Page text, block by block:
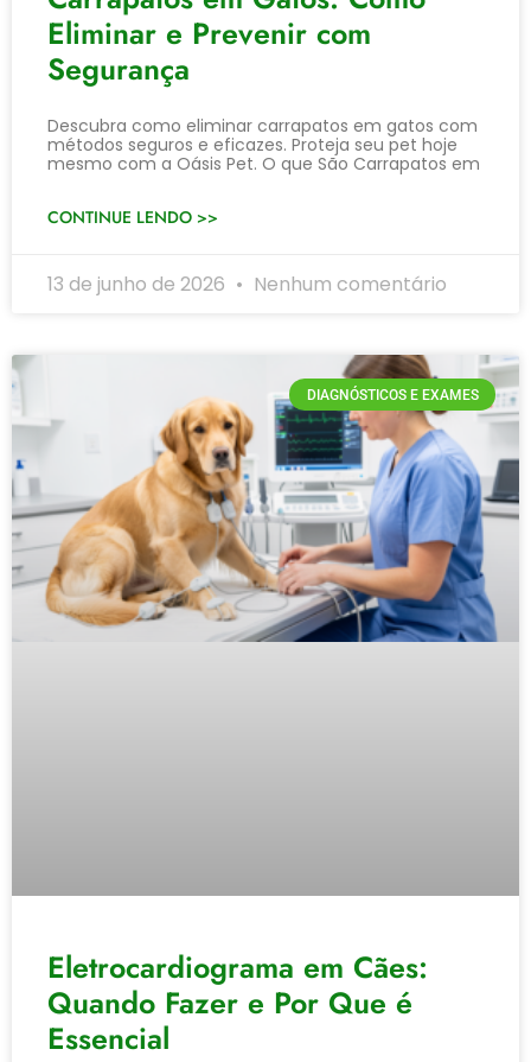
Eliminar e Prevenir com
Segurança
Descubra como eliminar carrapatos em gatos com
métodos seguros e eficazes. Proteja seu pet hoje
mesmo com a Oásis Pet. O que São Carrapatos em
CONTINUE LENDO >>
13 de junho de 2026 Nenhum comentário
DIAGNÓSTICOS E EXAMES
Eletrocardiograma em Cães:
Quando Fazer e Por Que é
Essencial